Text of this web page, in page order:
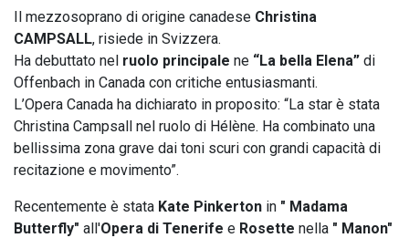
Il mezzosoprano di origine canadese Christina
CAMPSALL, risiede in Svizzera.
Ha debuttato nel ruolo principale ne “La bella Elena” di
Offenbach in Canada con critiche entusiasmanti.
L’Opera Canada ha dichiarato in proposito: “La star è stata
Christina Campsall nel ruolo di Hélène. Ha combinato una
bellissima zona grave dai toni scuri con grandi capacità di
recitazione e movimento”.
Recentemente è stata Kate Pinkerton in " Madama
Butterfly" all'Opera di Tenerife e Rosette nella " Manon"